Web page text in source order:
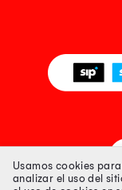
Usamos cookies
analizar el uso del